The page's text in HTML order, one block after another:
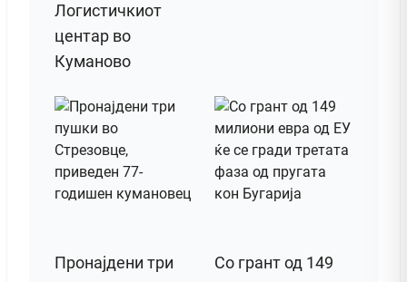
Логистичкиот
центар во
Куманово
Пронајдени три
Со грант од 149